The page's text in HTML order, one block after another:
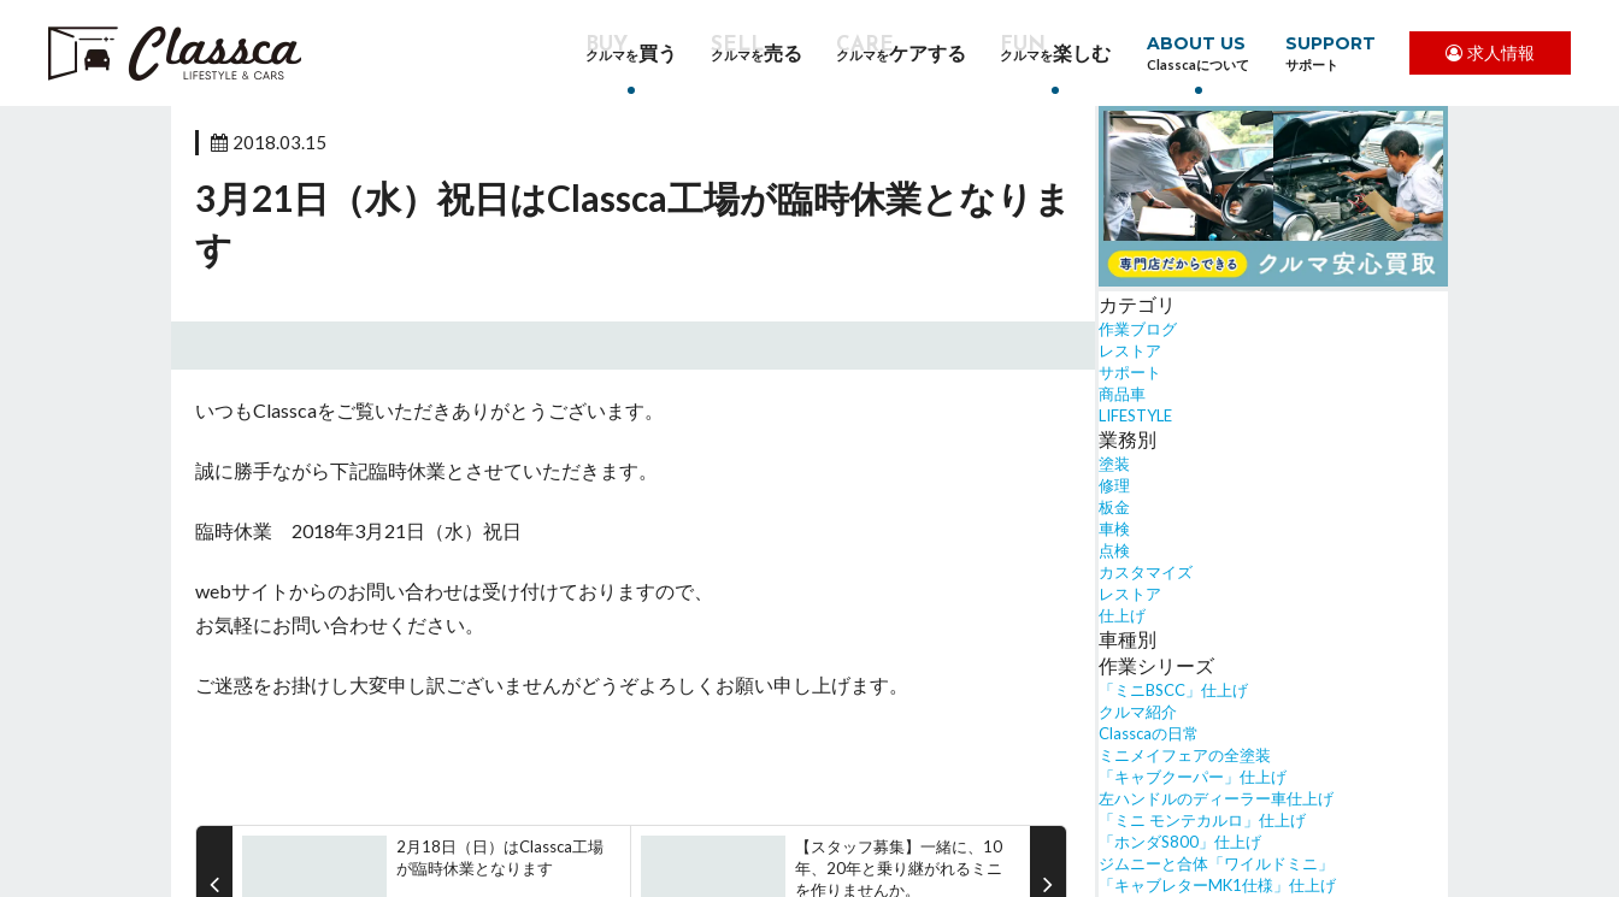
クルマを買う クルマを売る クルマをケアする クルマを楽しむ ABOUT US
Classcaについて
SUPPORT
サポート
求人情報
2018.03.15
3月21日（水）祝日はClassca工場が臨時休業となりま
す
いつもClasscaをご覧いただきありがとうございます。
誠に勝手ながら下記臨時休業とさせていただきます。
臨時休業 2018年3月21日（水）祝日
webサイトからのお問い合わせは受け付けておりますので、
お気軽にお問い合わせください。
ご迷惑をお掛けし大変申し訳ございませんがどうぞよろしくお願い申し上げます。
2月18日（日）はClassca工場
が臨時休業となります
【スタッフ募集】一緒に、10
年、20年と乗り継がれるミニ
を作りませんか。
カテゴリ
作業ブログ
レストア
サポート
商品車
LIFESTYLE
業務別
塗装
修理
板金
車検
点検
カスタマイズ
レストア
仕上げ
車種別
作業シリーズ
「ミニBSCC」仕上げ
クルマ紹介
Classcaの日常
ミニメイフェアの全塗装
「キャブクーパー」仕上げ
左ハンドルのディーラー車仕上げ
「ミニ モンテカルロ」仕上げ
「ホンダS800」仕上げ
ジムニーと合体「ワイルドミニ」
「キャブレターMK1仕様」仕上げ